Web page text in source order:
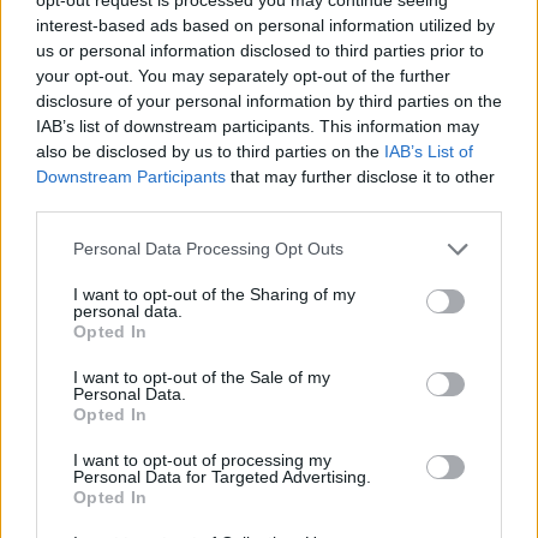
interest-based ads based on personal information utilized by
us or personal information disclosed to third parties prior to
your opt-out. You may separately opt-out of the further
disclosure of your personal information by third parties on the
IAB’s list of downstream participants. This information may
also be disclosed by us to third parties on the IAB’s List of
Downstream Participants that may further disclose it to other
Personal Data Processing Opt Outs
I want to opt-out of the Sharing of my
personal data.
Opted In
I want to opt-out of the Sale of my
Personal Data.
Opted In
I want to opt-out of processing my
Personal Data for Targeted Advertising.
Opted In
DOURO BRIDGES ESTREIA-SE NO CIRCUITO LUSO-
GALAICO COM QUATRO CENTENAS DE
6/08/2026